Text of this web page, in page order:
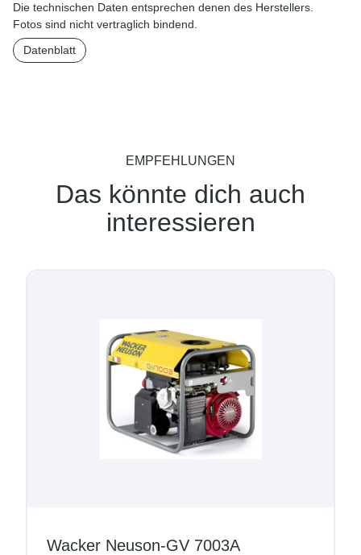
Die technischen Daten entsprechen denen des Herstellers.
Fotos sind nicht vertraglich bindend.
Datenblatt
EMPFEHLUNGEN
Das könnte dich auch
interessieren
Wacker Neuson-GV 7003A